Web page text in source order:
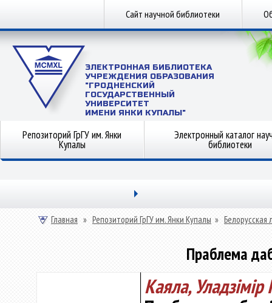
Сайт научной библиотеки
ЭЛЕКТРОННАЯ БИБЛИОТЕКА
УЧРЕЖДЕНИЯ ОБРАЗОВАНИЯ
"ГРОДНЕНСКИЙ
ГОСУДАРСТВЕННЫЙ
УНИВЕРСИТЕТ
ИМЕНИ ЯНКИ КУПАЛЫ"
Репозиторий ГрГУ им. Янки
Купалы
Электронный каталог
библиотеки
Главная » Репозиторий ГрГУ им. Янки Купалы » Белорусская
Праблема
Каяла, Уладзiмiр